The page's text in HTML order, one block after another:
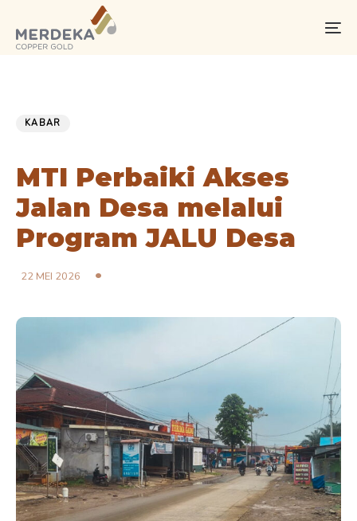
links
primary
KABAR
MTI Perbaiki Akses
Jalan Desa melalui
Program JALU Desa
22 MEI 2026